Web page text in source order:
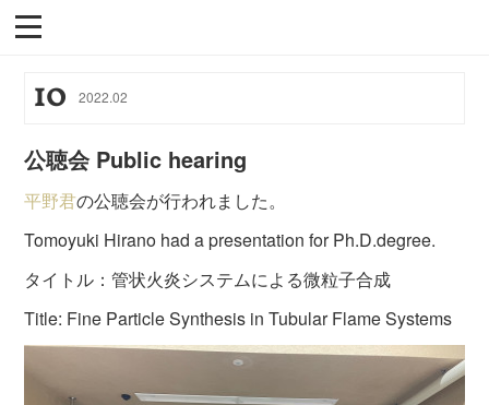
10 2022.02
公聴会 Public hearing
平野君の公聴会が行われました。
Tomoyuki Hirano had a presentation for Ph.D.degree.
タイトル：管状火炎システムによる微粒子合成
Title: Fine Particle Synthesis in Tubular Flame Systems